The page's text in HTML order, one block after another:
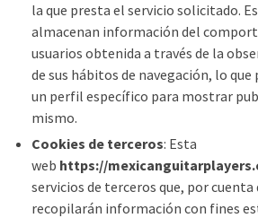
la que presta el servicio solicitado.
almacenan información del
usuarios obtenida a través de la
de sus hábitos de navegación, lo
un perfil específico para mostrar
mismo.
Cookies de terceros: Esta
web https://mexicanguitarplayers
servicios de terceros que, por cuenta
recopilarán información con fines